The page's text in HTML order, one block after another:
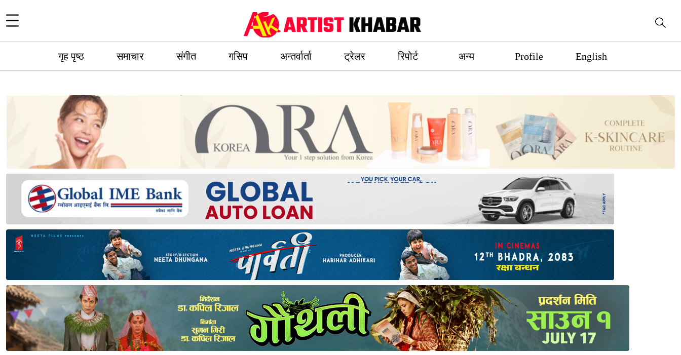
गृह पृष्ठ समाचार संगीत गसिप अन्तर्वार्ता ट्रेलर रिपोर्ट अन्य Profile English